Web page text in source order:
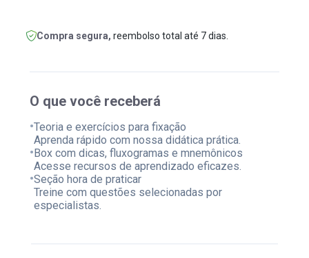
O que você receberá
•Teoria e exercícios para fixação
Aprenda rápido com nossa didática prática.
•Box com dicas, fluxogramas e mnemônicos
Acesse recursos de aprendizado eficazes.
•Seção hora de praticar
Treine com questões selecionadas por
especialistas.
Compra segura, reembolso total até 7 dias.